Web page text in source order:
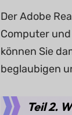
Der Adobe
Computer
können Sie
beglaubigen
Teil 2.